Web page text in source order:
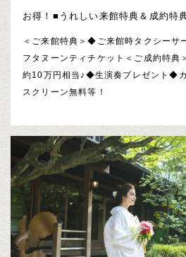
お得！■うれしい来館特典＆成約特
＜ご来館特典＞◆ご来館時タクシー
フタヌーンティチケット＜ご成約特
約10万円相当♪◆生演奏プレゼント◆
スクリーン無料等！